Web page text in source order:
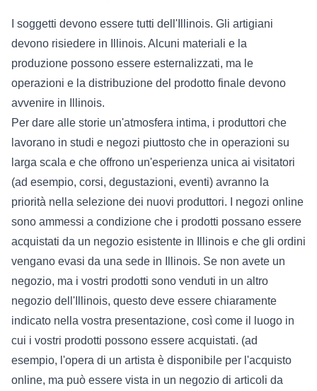
I soggetti devono essere tutti dell'Illinois. Gli artigiani
devono risiedere in Illinois. Alcuni materiali e la
produzione possono essere esternalizzati, ma le
operazioni e la distribuzione del prodotto finale devono
avvenire in Illinois.
Per dare alle storie un'atmosfera intima, i produttori che
lavorano in studi e negozi piuttosto che in operazioni su
larga scala e che offrono un'esperienza unica ai visitatori
(ad esempio, corsi, degustazioni, eventi) avranno la
priorità nella selezione dei nuovi produttori. I negozi online
sono ammessi a condizione che i prodotti possano essere
acquistati da un negozio esistente in Illinois e che gli ordini
vengano evasi da una sede in Illinois. Se non avete un
negozio, ma i vostri prodotti sono venduti in un altro
negozio dell'Illinois, questo deve essere chiaramente
indicato nella vostra presentazione, così come il luogo in
cui i vostri prodotti possono essere acquistati. (ad
esempio, l'opera di un artista è disponibile per l'acquisto
online, ma può essere vista in un negozio di articoli da